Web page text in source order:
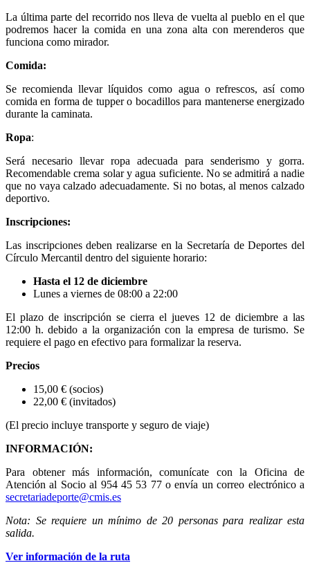
La última parte del recorrido nos lleva de vuelta al pueblo en el que
podremos hacer la comida en una zona alta con merenderos que
funciona como mirador.
Comida:
Se recomienda llevar líquidos como agua o refrescos, así como
comida en forma de tupper o bocadillos para mantenerse energizado
durante la caminata.
Ropa:
Será necesario llevar ropa adecuada para senderismo y gorra.
Recomendable crema solar y agua suficiente. No se admitirá a nadie
que no vaya calzado adecuadamente. Si no botas, al menos calzado
deportivo.
Inscripciones:
Las inscripciones deben realizarse en la Secretaría de Deportes del
Círculo Mercantil dentro del siguiente horario:
Hasta el 12 de diciembre
Lunes a viernes de 08:00 a 22:00
El plazo de inscripción se cierra el jueves 12 de diciembre a las
12:00 h. debido a la organización con la empresa de turismo. Se
requiere el pago en efectivo para formalizar la reserva.
Precios
15,00 € (socios)
22,00 € (invitados)
(El precio incluye transporte y seguro de viaje)
INFORMACIÓN:
Para obtener más información, comunícate con la Oficina de
Atención al Socio al 954 45 53 77 o envía un correo electrónico a
secretariadeporte@cmis.es
Nota: Se requiere un mínimo de 20 personas para realizar esta
salida.
Ver información de la ruta